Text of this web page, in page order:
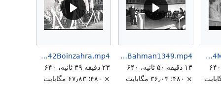
MohammadRezaShahPahlaviMajlisShora22ndSenat5th14Mehr1347b.mp4
۱۰ دقیقه ۲۹ ثانیه، ۶۴۰
MohammadRezaShahPahlaviOPEC14Bahman1349.mp4
۱۳ دقیقه ۵۰ ثانیه، ۶۴۰
× ۴۸۰؛ ۳۶٫۰۳ مگابایت
MohammadRezaShahPahlaviRoozDehghan1Mehr1342Boinzahra.mp4
۲۳ دقیقه ۳۹ ثانیه، ۶۴۰
× ۴۸۰؛ ۶۷٫۸۳ مگابایت